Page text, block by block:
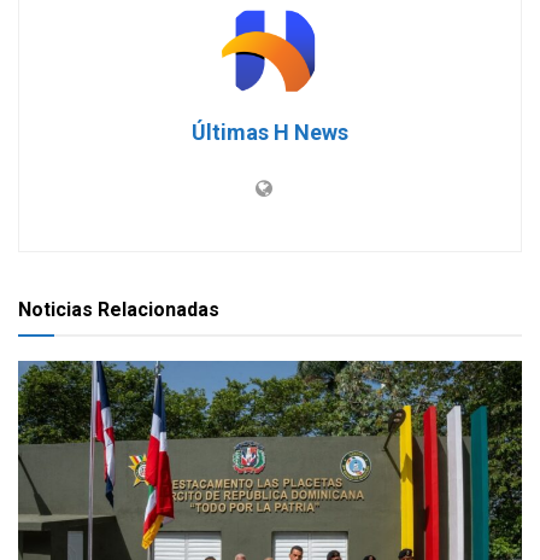
Últimas H News
Noticias Relacionadas